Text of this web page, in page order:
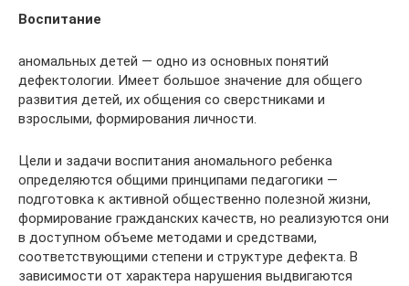
Воспитание
аномальных детей — одно из основных понятий
дефектологии. Имеет большое значение для общего
развития детей, их общения со сверстниками и
взрослыми, формирования личности.
Цели и задачи воспитания аномального ребенка
определяются общими принципами педагогики —
подготовка к активной общественно полезной жизни,
формирование гражданских качеств, но реализуются они
в доступном объеме методами и средствами,
соответствующими степени и структуре дефекта. В
зависимости от характера нарушения выдвигаются